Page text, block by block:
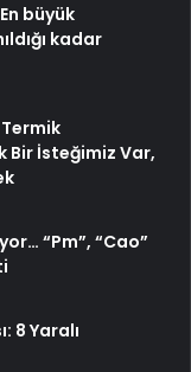
büyük
kadar
Termik
Bir İsteğimiz Var,
“Pm”, “Cao”
8 Yaralı